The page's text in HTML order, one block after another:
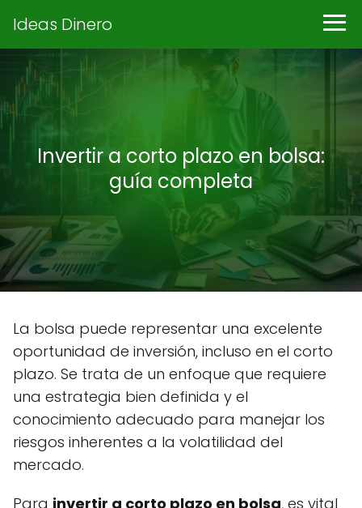
Ideas Dinero
Invertir a corto plazo en bolsa:
guía completa
La bolsa puede representar una excelente
oportunidad de inversión, incluso en el corto
plazo. Se trata de un enfoque que requiere
una estrategia bien definida y el
conocimiento adecuado para manejar los
riesgos inherentes a la volatilidad del
mercado.
Para invertir a corto plazo en bolsa, es vital